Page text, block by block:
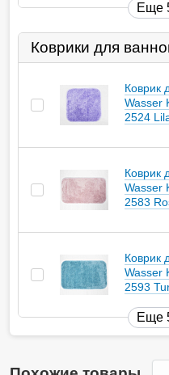
Еще
Коврики для
Коврик
Wasser
2524
Коврик
Wasser
2583
Коврик
Wasser
2593
Еще